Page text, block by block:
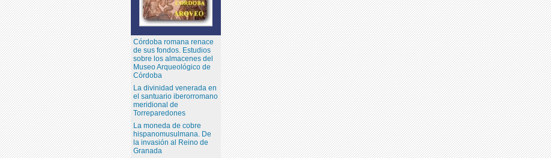
Córdoba romana renace
de sus fondos. Estudios
sobre los almacenes del
Museo Arqueológico de
Córdoba
La divinidad venerada en
el santuario iberorromano
meridional de
Torreparedones
La moneda de cobre
hispanomusulmana. De
la invasión al Reino de
Granada